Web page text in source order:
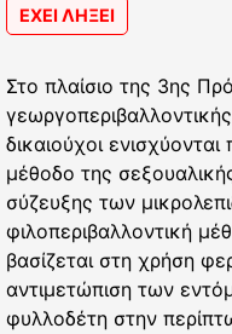
ΕΧΕΙ ΛΗΞΕΙ
Στο πλαίσιο της 3ης
δικαιούχοι
μέθοδο της
σύζευξης των
φιλοπεριβαλλοντική
βασίζεται στη χρήση
αντιμετώπιση των
φυλλοδέτη στην